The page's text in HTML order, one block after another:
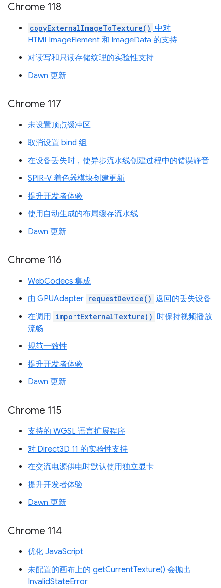
Chrome 118
copyExternalImageToTexture() 中对
HTMLImageElement 和 ImageData 的支持
对读写和只读存储纹理的实验性支持
Dawn 更新
Chrome 117
未设置顶点缓冲区
取消设置 bind 组
在设备丢失时，使异步流水线创建过程中的错误静音
SPIR-V 着色器模块创建更新
提升开发者体验
使用自动生成的布局缓存流水线
Dawn 更新
Chrome 116
WebCodecs 集成
由 GPUAdapter requestDevice() 返回的丢失设备
在调用 importExternalTexture() 时保持视频播放
流畅
规范一致性
提升开发者体验
Dawn 更新
Chrome 115
支持的 WGSL 语言扩展程序
对 Direct3D 11 的实验性支持
在交流电源供电时默认使用独立显卡
提升开发者体验
Dawn 更新
Chrome 114
优化 JavaScript
未配置的画布上的 getCurrentTexture() 会抛出
InvalidStateError